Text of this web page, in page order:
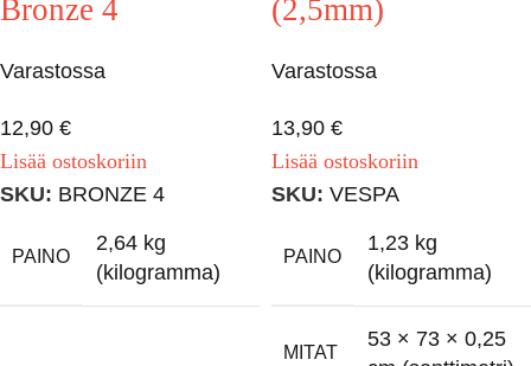
Bronze 4
Varastossa
12,90 €
Lisää ostoskoriin
SKU: BRONZE 4
PAINO
2,64 kg
(kilogramma)
(2,5mm)
Varastossa
13,90 €
Lisää ostoskoriin
SKU: VESPA
PAINO
1,23 kg
(kilogramma)
MITAT
53 × 73 × 0,25